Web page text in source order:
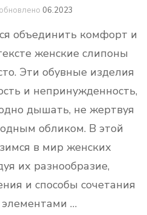
обновлено 06.2023
объединить комфорт и
женские слипоны
Эти обувные изделия
и непринужденность,
дышать, не жертвуя
обликом. В этой
в мир женских
их разнообразие,
и способы сочетания
…